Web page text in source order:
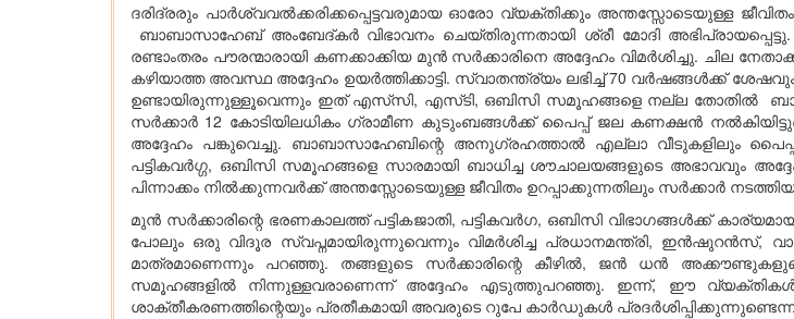
ദരിദ്രരും പാർശ്വവൽക്കരിക്കപ്പെട്ടവരുമായ ഓരോ വ്യക്തിക്കും അന്തസ്സോടെയുള്ള
ബാബാസാഹേബ് അംബേദ്കർ വിഭാവനം ചെയ്തിരുന്നതായി ശ്രീ മോദി അഭിപ്രായപ്പെട്ടു.
രണ്ടാംതരം പൗരന്മാരായി കണക്കാക്കിയ മുൻ സർക്കാരിനെ അദ്ദേഹം വിമർശിച്ചു. ചില
കഴിയാത്ത അവസ്ഥ അദ്ദേഹം ഉയർത്തിക്കാട്ടി. സ്വാതന്ത്ര്യം ലഭിച്ച് 70 വർഷങ്ങൾക്ക്
ഉണ്ടായിരുന്നുള്ളൂവെന്നും ഇത് എസ്‌സി, എസ്‌ടി, ഒബിസി സമൂഹങ്ങളെ നല്ല തോതിൽ
സർക്കാർ 12 കോടിയിലധികം ഗ്രാമീണ കുടുംബങ്ങൾക്ക് പൈപ്പ് ജല കണക്ഷൻ
അദ്ദേഹം പങ്കുവെച്ചു. ബാബാസാഹേബിന്റെ അനുഗ്രഹത്താൽ എല്ലാ വീടുകളിലും പൈപ്പ്
പട്ടികവർഗ്ഗ, ഒബിസി സമൂഹങ്ങളെ സാരമായി ബാധിച്ച ശൗചാലയങ്ങളുടെ അഭാവവും
പിന്നാക്കം നിൽക്കുന്നവർക്ക് അന്തസ്സോടെയുള്ള ജീവിതം ഉറപ്പാക്കുന്നതിലും സർക്കാർ
മുൻ സർക്കാരിന്റെ ഭരണകാലത്ത് പട്ടികജാതി, പട്ടികവർഗ, ഒബിസി വിഭാഗങ്ങൾക്ക്
പോലും ഒരു വിദൂര സ്വപ്നമായിരുന്നുവെന്നും വിമർശിച്ച പ്രധാനമന്ത്രി,
മാത്രമാണെന്നും പറഞ്ഞു. തങ്ങളുടെ സർക്കാരിന്റെ കീഴിൽ, ജൻ ധൻ
സമൂഹങ്ങളിൽ നിന്നുള്ളവരാണെന്ന് അദ്ദേഹം എടുത്തുപറഞ്ഞു. ഇന്ന്, ഈ വ്യക്തികൾ
ശാക്തീകരണത്തിന്റെയും പ്രതീകമായി അവരുടെ റുപേ കാർഡുകൾ